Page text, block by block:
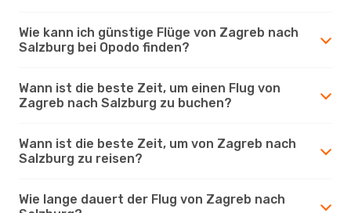
Wie kann ich günstige Flüge von Zagreb nach
Salzburg bei Opodo finden?
Wann ist die beste Zeit, um einen Flug von
Zagreb nach Salzburg zu buchen?
Wann ist die beste Zeit, um von Zagreb nach
Salzburg zu reisen?
Wie lange dauert der Flug von Zagreb nach